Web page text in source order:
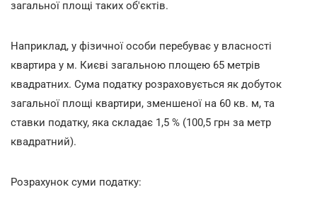
загальної площі таких об'єктів.
Наприклад, у фізичної особи перебуває у власності
квартира у м. Києві загальною площею 65 метрів
квадратних. Сума податку розраховується як добуток
загальної площі квартири, зменшеної на 60 кв. м, та
ставки податку, яка складає 1,5 % (100,5 грн за метр
квадратний).
Розрахунок суми податку: